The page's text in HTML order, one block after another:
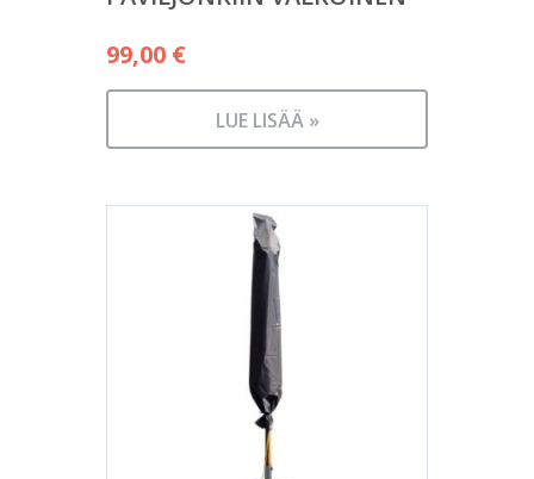
99,00 €
LUE LISÄÄ »